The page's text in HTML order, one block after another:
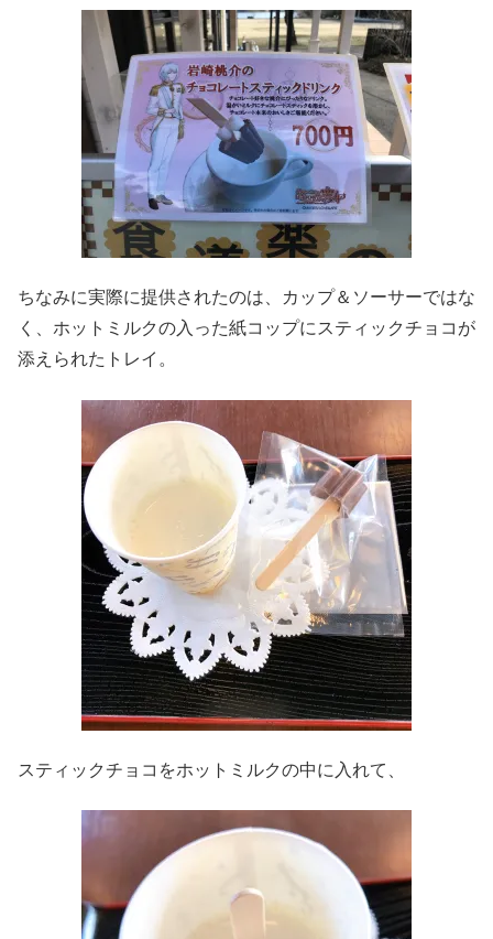
ちなみに実際に提供されたのは、カップ＆ソーサーではな
く、ホットミルクの入った紙コップにスティックチョコが
添えられたトレイ。
スティックチョコをホットミルクの中に入れて、